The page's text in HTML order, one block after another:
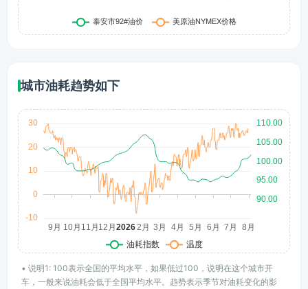
城市油耗趋势如下
• 说明1: 100表示全国的平均水平，如果低过100，说明在这个城市开
车，一般来说油耗会低于全国平均水平。趋势表示季节对油耗变化的影